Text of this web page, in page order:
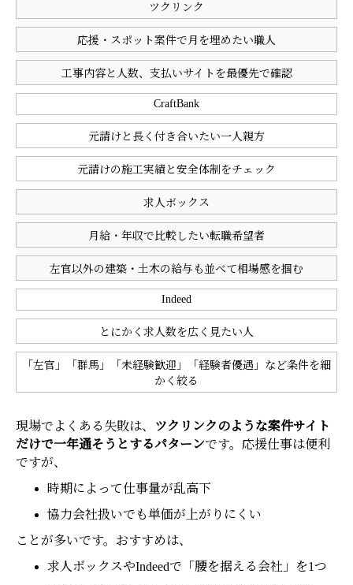
ツクリンク
応援・スポット案件で月を埋めたい職人
工事内容と人数、支払いサイトを最優先で確認
CraftBank
元請けと長く付き合いたい一人親方
元請けの施工実績と安全体制をチェック
求人ボックス
月給・年収で比較したい転職希望者
左官以外の建築・土木の給与も並べて相場感を掴む
Indeed
とにかく求人数を広く見たい人
「左官」「群馬」「未経験歓迎」「経験者優遇」など条件を細
かく絞る
現場でよくある失敗は、
ツクリンクのような案件サイト
だけで一年通そうとするパターンです。応援仕事は便利
ですが、
時期によって仕事量が乱高下
協力会社扱いでも単価が上がりにくい
ことが多いです。おすすめは、
求人ボックスやIndeedで「腰を据える会社」を1つ